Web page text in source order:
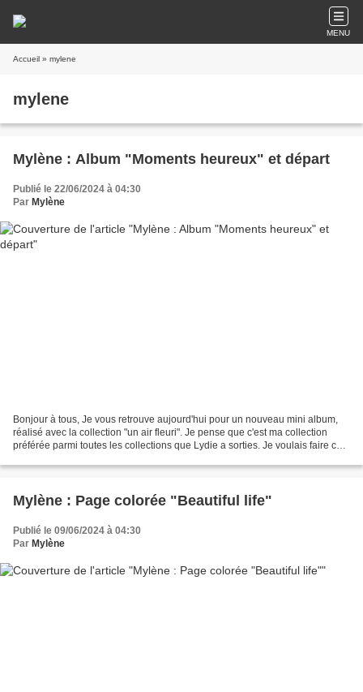
MENU
Accueil » mylene
mylene
Mylène : Album "Moments heureux" et départ
Publié le 22/06/2024 à 04:30
Par Mylène
Bonjour à tous, Je vous retrouve aujourd'hui pour un nouveau mini album,
réalisé avec la collection "un air fleuri". Je pense que c'est ma collection
préférée parmi toutes les collections que Lydie a sorties. Je voulais faire ce
Mylène : Page colorée "Beautiful life"
Publié le 09/06/2024 à 04:30
Par Mylène